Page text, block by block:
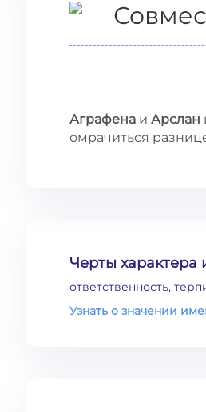
Аграфена и Арслан
омрачиться
Черты
ответственность,
Узнать о значении